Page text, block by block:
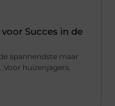
Succes in de
spannendste maar
huizenjagers,